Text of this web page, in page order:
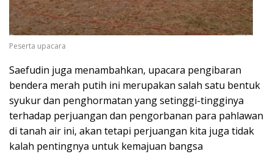
Peserta upacara
Saefudin juga menambahkan, upacara pengibaran
bendera merah putih ini merupakan salah satu bentuk
syukur dan penghormatan yang setinggi-tingginya
terhadap perjuangan dan pengorbanan para pahlawan
di tanah air ini, akan tetapi perjuangan kita juga tidak
kalah pentingnya untuk kemajuan bangsa